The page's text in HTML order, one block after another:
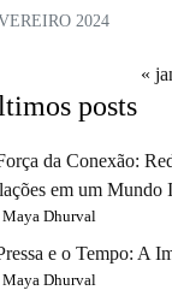
2024
«
posts
da Conexão:
em um Mundo
Maya Dhurval
e o Tempo: A
Maya Dhurval